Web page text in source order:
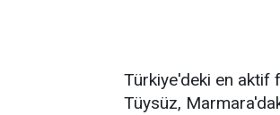
Türkiye'deki en aktif
Tüysüz,